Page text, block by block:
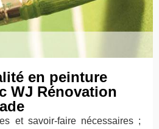
en peinture
WJ Rénovation
et savoir-faire nécessaires ;